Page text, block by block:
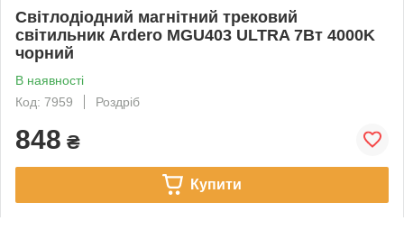
Світлодіодний магнітний трековий
світильник Ardero MGU403 ULTRA 7Вт 4000K
чорний
В наявності
Код: 7959
Роздріб
848 ₴
Купити